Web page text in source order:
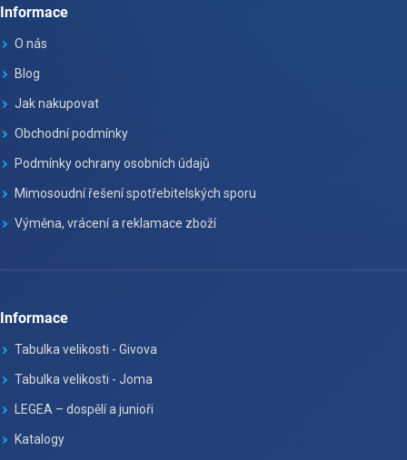
Informace
O nás
Blog
Jak nakupovat
Obchodní podmínky
Podmínky ochrany osobních údajů
Mimosoudní řešení spotřebitelských sporu
Výměna, vrácení a reklamace zboží
Informace
Tabulka velikosti - Givova
Tabulka velikosti - Joma
LEGEA – dospělí a junioři
Katalogy